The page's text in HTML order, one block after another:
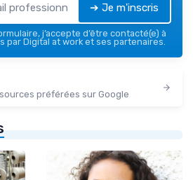
➔ Je m'inscris
j’accepte d’être contacté(e) à
par Digital at work et ses partenaires.
préférées sur Google